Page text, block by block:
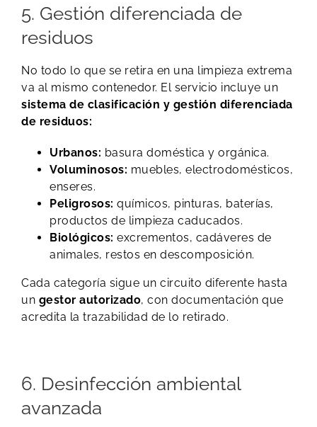
5. Gestión diferenciada de
residuos
No todo lo que se retira en una limpieza extrema
va al mismo contenedor. El servicio incluye un
sistema de clasificación y gestión diferenciada
de residuos:
Urbanos: basura doméstica y orgánica.
Voluminosos: muebles, electrodomésticos,
enseres.
Peligrosos: químicos, pinturas, baterías,
productos de limpieza caducados.
Biológicos: excrementos, cadáveres de
animales, restos en descomposición.
Cada categoría sigue un circuito diferente hasta
un gestor autorizado, con documentación que
acredita la trazabilidad de lo retirado.
6. Desinfección ambiental
avanzada